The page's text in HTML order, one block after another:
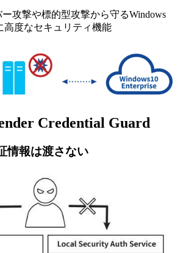
攻撃や標的型攻撃から守るWindows
高度なセキュリティ機能
Credential Guard
情報は渡さない